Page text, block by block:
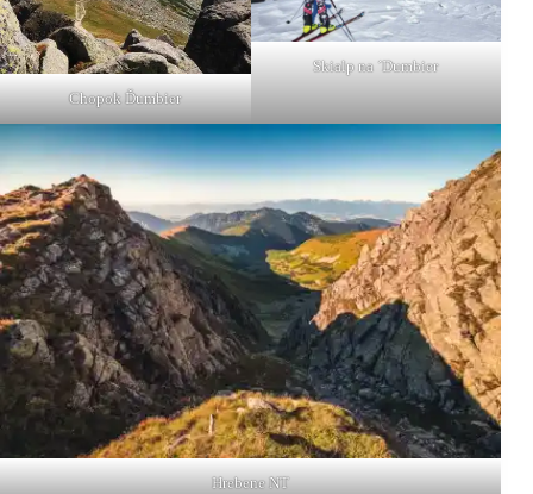
Chopok Ďumbier
Skialp na ´Dumbier
Hrebene NT